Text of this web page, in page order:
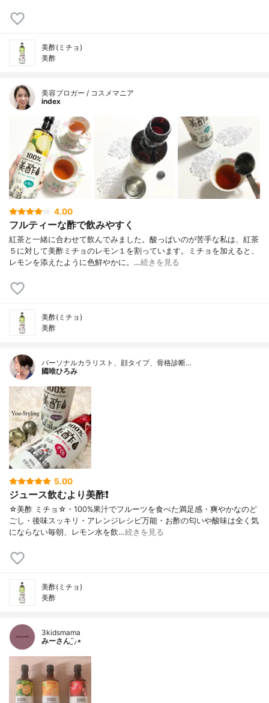
美酢(ミチョ)
美酢
美容ブロガー / コスメマニア
index
4.00
フルティーな酢で飲みやすく
紅茶と一緒に合わせて飲んでみました。酸っぱいのが苦手な私は、紅茶
５に対して美酢ミチョのレモン１を割っています。ミチョを加えると、
レモンを添えたように色鮮やかに。…続きを見る
美酢(ミチョ)
美酢
パーソナルカラリスト、顔タイプ、骨格診断…
國唯ひろみ
5.00
ジュース飲むより美酢❗
☆美酢 ミチョ☆・100%果汁でフルーツを食べた満足感・爽やかなのど
ごし・後味スッキリ・アレンジレシピ万能・お酢の匂いや酸味は全く気
にならない毎朝、レモン水を飲…続きを見る
美酢(ミチョ)
美酢
3kidsmama
みーさん¨̮⸝⋆